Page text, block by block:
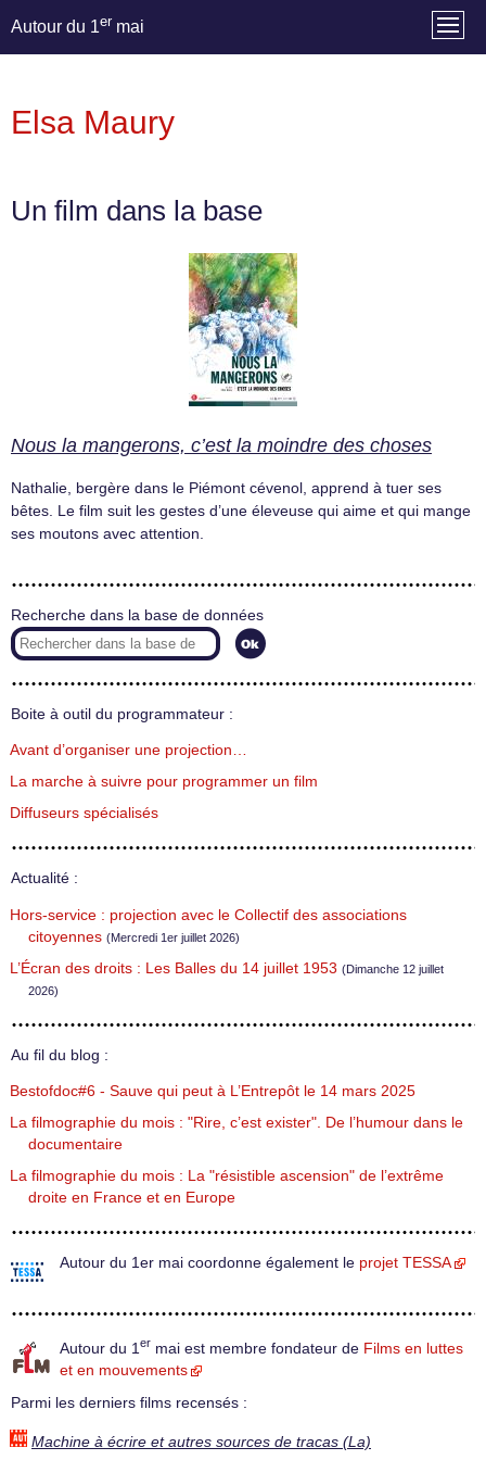
Autour du 1er mai
Elsa Maury
Un film dans la base
Nous la mangerons, c’est la moindre des choses
Nathalie, bergère dans le Piémont cévenol, apprend à tuer ses
bêtes. Le film suit les gestes d’une éleveuse qui aime et qui mange
ses moutons avec attention.
Recherche dans la base de données
Boite à outil du programmateur :
Avant d’organiser une projection…
La marche à suivre pour programmer un film
Diffuseurs spécialisés
Actualité :
Hors-service : projection avec le Collectif des associations
citoyennes (Mercredi 1er juillet 2026)
L’Écran des droits : Les Balles du 14 juillet 1953 (Dimanche 12 juillet
2026)
Au fil du blog :
Bestofdoc#6 - Sauve qui peut à L’Entrepôt le 14 mars 2025
La filmographie du mois : "Rire, c’est exister". De l’humour dans le
documentaire
La filmographie du mois : La "résistible ascension" de l’extrême
droite en France et en Europe
Autour du 1er mai coordonne également le projet TESSA
Autour du 1 er mai est membre fondateur de Films en luttes
et en mouvements
Parmi les derniers films recensés :
Machine à écrire et autres sources de tracas (La)